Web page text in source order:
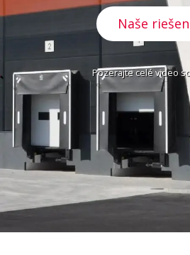
Naše
Pozerajte celé video